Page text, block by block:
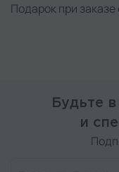
Подарок при
Будьте
и